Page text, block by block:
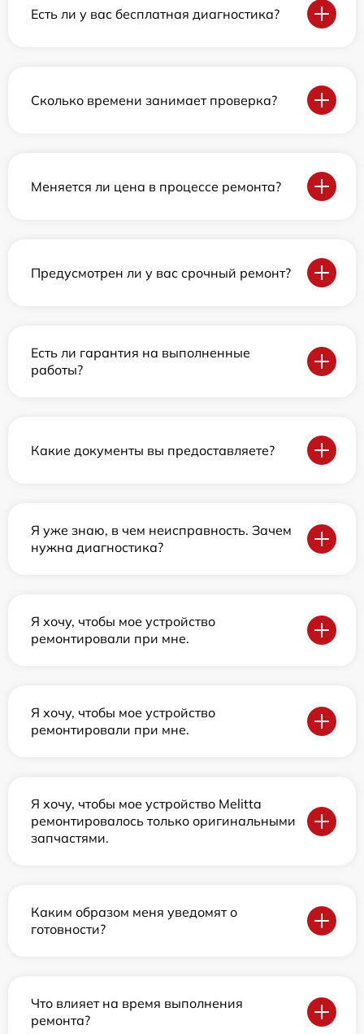
Есть ли у вас бесплатная диагностика?
Сколько времени занимает проверка?
Меняется ли цена в процессе ремонта?
Предусмотрен ли у вас срочный ремонт?
Есть ли гарантия на выполненные
работы?
Какие документы вы предоставляете?
Я уже знаю, в чем неисправность. Зачем
нужна диагностика?
Я хочу, чтобы мое устройство
ремонтировали при мне.
Я хочу, чтобы мое устройство
ремонтировали при мне.
Я хочу, чтобы мое устройство Melitta
ремонтировалось только оригинальными
запчастями.
Каким образом меня уведомят о
готовности?
Что влияет на время выполнения
ремонта?